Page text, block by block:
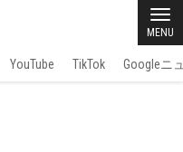
MENU
YouTube TikTok Googleニ